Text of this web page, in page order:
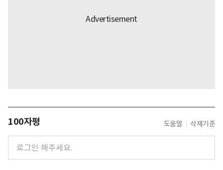
100자평 도움말 삭제기준